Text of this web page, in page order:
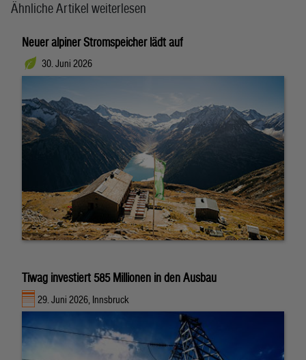
Ähnliche Artikel weiterlesen
Neuer alpiner Stromspeicher lädt auf
30. Juni 2026
Tiwag investiert 585 Millionen in den Ausbau
29. Juni 2026, Innsbruck